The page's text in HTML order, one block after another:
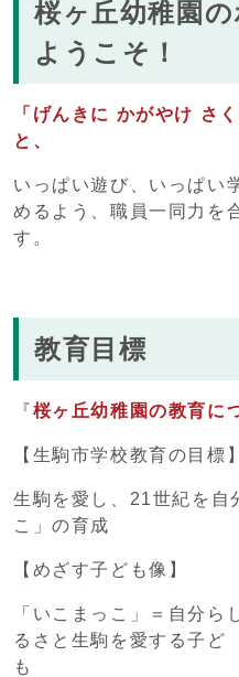
桜ヶ丘幼稚園
ようこそ！
「げんきに かがやけ さ
と、
いっぱい遊び、いっぱ
めるよう、職員一同力を
す。
教育目標
『桜ヶ丘幼稚園の教育に
【生駒市学校教育の目標】
生駒を愛し、21世紀を自
こ」の育成
【めざす子ども像】
「いこまっこ」＝自分ら
るさと生駒を愛する子ど